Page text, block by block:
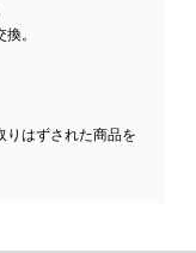
。
はずされた商品を